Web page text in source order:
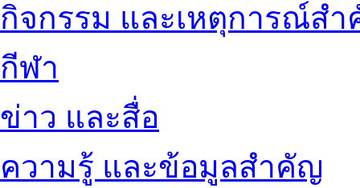
กิจกรรม และเหตุการณ์ส
กีฬา
ข่าว และสื่อ
ความรู้ และข้อมูลสำคัญ